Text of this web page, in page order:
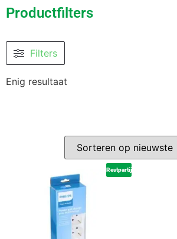
Productfilters
Filters
Enig resultaat
Restpartij